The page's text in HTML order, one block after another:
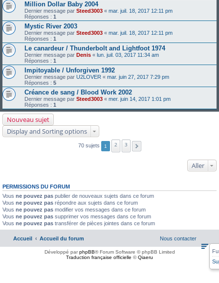
Million Dollar Baby 2004
Dernier message par Steed3003 « mar. juil. 18, 2017 12:11 pm
Réponses : 1
Mystic River 2003
Dernier message par Steed3003 « mar. juil. 18, 2017 12:11 pm
Réponses : 1
Le canardeur / Thunderbolt and Lightfoot 1974
Dernier message par Denis « lun. juil. 03, 2017 11:34 am
Réponses : 1
Impitoyable / Unforgiven 1992
Dernier message par U2LOVER « mar. juin 27, 2017 7:29 pm
Réponses : 5
Créance de sang / Blood Work 2002
Dernier message par Steed3003 « mer. juin 14, 2017 1:01 pm
Réponses : 1
Nouveau sujet
Display and Sorting options
70 sujets 1 2 3
Aller
PERMISSIONS DU FORUM
Vous ne pouvez pas publier de nouveaux sujets dans ce forum
Vous ne pouvez pas répondre aux sujets dans ce forum
Vous ne pouvez pas modifier vos messages dans ce forum
Vous ne pouvez pas supprimer vos messages dans ce forum
Vous ne pouvez pas transférer de pièces jointes dans ce forum
Accueil Accueil du forum Nous contacter
Développé parphpBB® Forum Software © phpBB Limited
Traduction française officielle ©Qiaeru